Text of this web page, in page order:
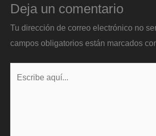
Deja un comentario
Tu dirección de correo electrónico no
campos obligatorios están marcados